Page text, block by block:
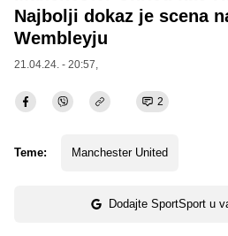
Najbolji dokaz je scena
Wembleyju
21.04.24. - 20:57,
2
Teme: Manchester United
Dodajte SportSport u